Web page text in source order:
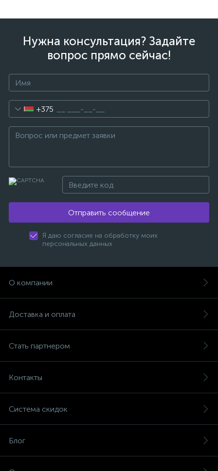
Нужна консультация? Задайте
вопрос прямо сейчас!
+375
Отправить сообщение
Я даю согласие на обработку моих
персональных данных
О компании
Доставка и оплата
Стать партнером
Контакты
Система скидок
Блог